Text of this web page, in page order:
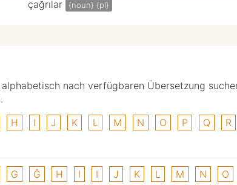
çağrılar {noun} {pl}
nach verfügbaren Übersetzung
H I J K L M N O P Q R
G Ğ H I I J K L M N O